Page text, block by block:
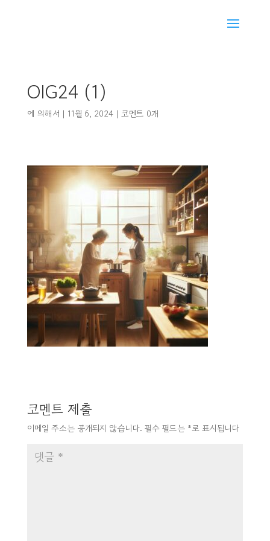
OIG24 (1)
에 의해서 | 11월 6, 2024| 코멘트 0개
코멘트 제출
이메일 주소는 공개되지 않습니다. 필수 필드는 *로 표시됩니다